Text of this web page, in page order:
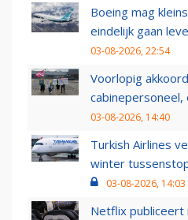
Boeing mag
eindelijk gaan
03-08-2026, 22:54
Voorlopig
cabinepersoneel,
03-08-2026, 14:40
Turkish Airlines
winter
03-08-2026, 14:03
Netflix publiceert